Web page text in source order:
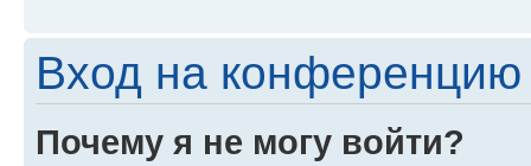
Вход на конференцию
Почему я не могу войти?